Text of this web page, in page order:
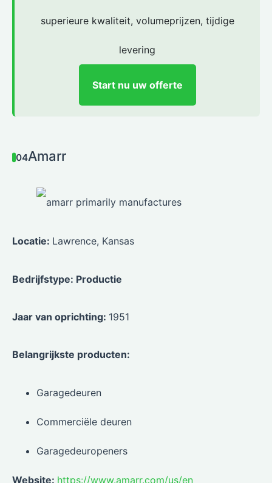
superieure kwaliteit, volumeprijzen, tijdige
levering
Start nu uw offerte
04Amarr
Locatie: Lawrence, Kansas
Bedrijfstype: Productie
Jaar van oprichting: 1951
Belangrijkste producten:
Garagedeuren
Commerciële deuren
Garagedeuropeners
Website: https://www.amarr.com/us/en